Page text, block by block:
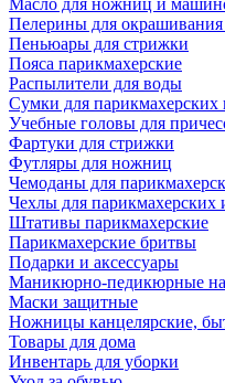
Масло для ножниц и
Пелерины для окрашивания
Пеньюары для стрижки
Пояса парикмахерские
Распылители для воды
Сумки для парикмахерских
Учебные головы для
Фартуки для стрижки
Футляры для ножниц
Чемоданы для
Чехлы для парикмахерских
Штативы парикмахерские
Парикмахерские бритвы
Подарки и аксессуары
Маникюрно-педикюрные
Маски защитные
Ножницы канцелярские,
Товары для дома
Инвентарь для уборки